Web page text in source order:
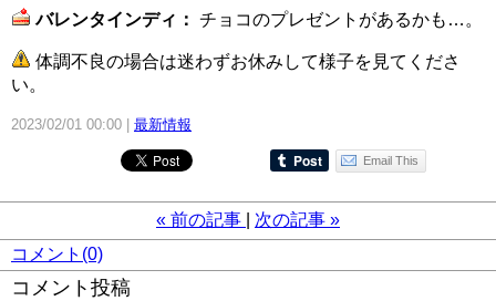
バレンタインディ： チョコのプレゼントがあるかも…。
体調不良の場合は迷わずお休みして様子を見てくださ
い。
2023/02/01 00:00 最新情報
Email This
« 前の記事 次の記事 »
コメント(0)
コメント投稿